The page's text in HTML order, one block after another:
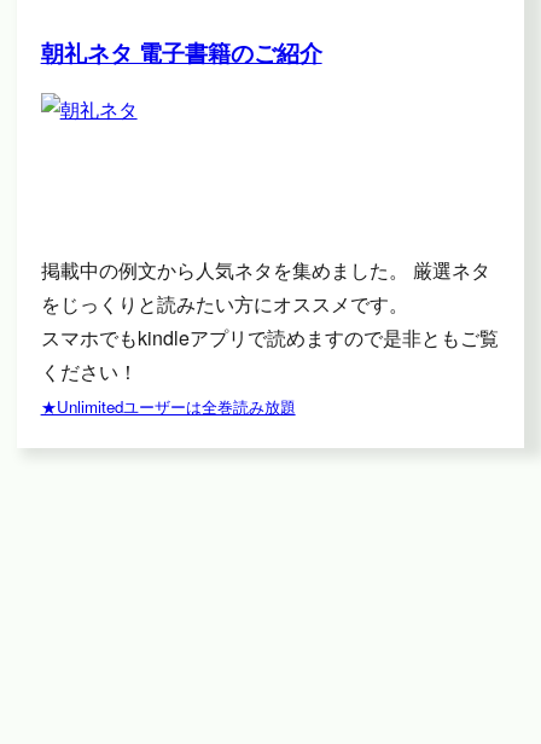
朝礼ネタ 電子書籍のご紹介
掲載中の例文から人気ネタを集めました。 厳選ネタ
をじっくりと読みたい方にオススメです。
スマホでもkindleアプリで読めますので是非ともご覧
ください！
★Unlimitedユーザーは全巻読み放題